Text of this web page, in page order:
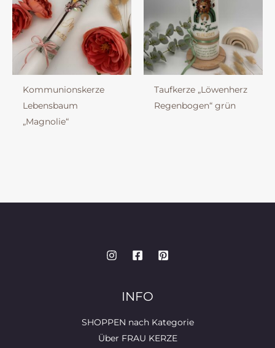
Kommunionskerze
Lebensbaum
„Magnolie“
Taufkerze „Löwenherz
Regenbogen“ grün
INFO
SHOPPEN nach Kategorie
Über FRAU KERZE